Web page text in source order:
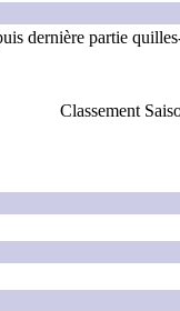
dernière partie
Classement